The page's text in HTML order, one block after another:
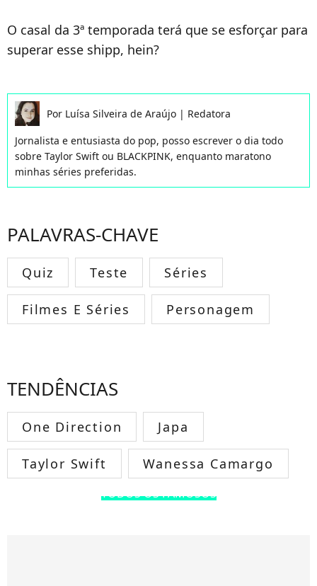
O casal da 3ª temporada terá que se esforçar para
superar esse shipp, hein?
Por Luísa Silveira de Araújo | Redatora
Jornalista e entusiasta do pop, posso escrever o dia todo
sobre Taylor Swift ou BLACKPINK, enquanto maratono
minhas séries preferidas.
PALAVRAS-CHAVE
Quiz Teste Séries
Filmes E Séries Personagem
TENDÊNCIAS
One Direction Japa
Taylor Swift Wanessa Camargo
TODOS OS FAMOSOS